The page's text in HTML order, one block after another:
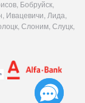
Бобруйск,
Ивацевичи, Лида,
Слоним, Слуцк,